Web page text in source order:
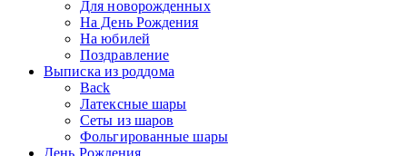
Для новорожденных
На День Рождения
На юбилей
Поздравление
Выписка из роддома
Back
Латексные шары
Сеты из шаров
Фольгированные шары
День Рождения